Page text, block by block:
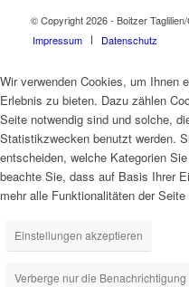
© Copyright 2026 - Boitzer
Impressum
Datenschutz
Wir verwenden Cookies, um Ihnen
Erlebnis zu bieten. Dazu zählen
Seite notwendig sind und solche,
Statistikzwecken benutzt werden.
entscheiden, welche Kategorien
beachte Sie, dass auf Basis Ihrer
mehr alle Funktionalitäten der
Einstellungen akzeptieren
Verberge nur die Benachrichtigung